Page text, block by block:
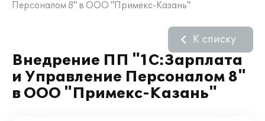
Персоналом 8" в ООО "Примекс-Казань"
Внедрение ПП "1С:Зарплата
и Управление Персоналом 8"
в ООО "Примекс-Казань"
К списку